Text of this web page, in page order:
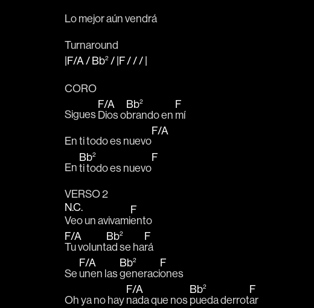
Lo mejor aún vendrá
Turnaround
|F/A/Bb2 /|F/ / /|
CORO
Sigues
F/A
Dios o
Bb2
brando en
F
mí
En ti todo es nuevo
F/A
En
Bb2
ti todo es nuevo
F
VERSO 2
N.C.
Veo un avivami
F
ento
F/A
Tu volunt
Bb2
ad se ha
F
rá
Se
F/A
unen las
Bb2
generaci
F
ones
Oh ya no hay
F/A
nada que nos
Bb2
pueda derrot
F
ar